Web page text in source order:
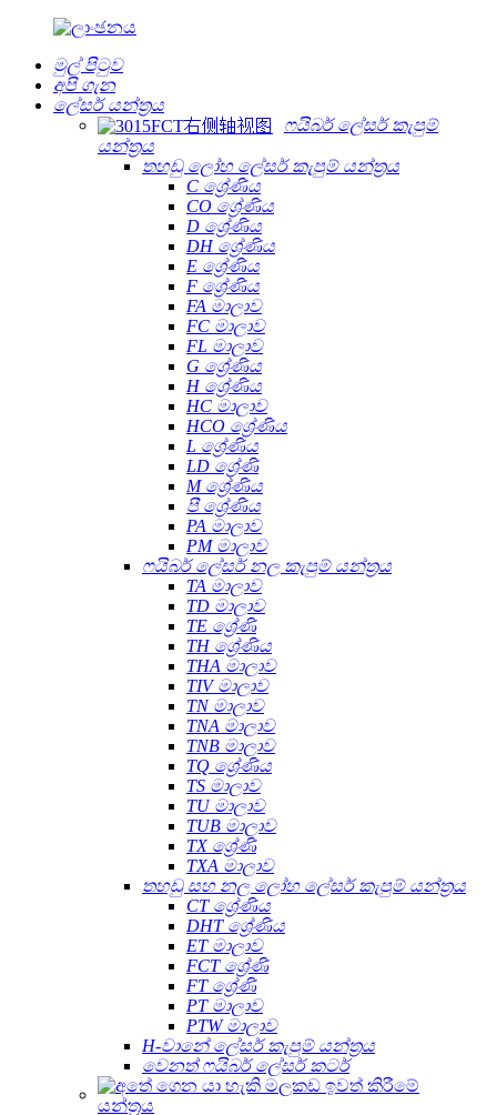
මුල් පිටුව
අපි ගැන
ලේසර් යන්ත්‍රය
ෆයිබර් ලේසර් කැපුම්
යන්ත්‍රය
තහඩු ලෝහ ලේසර් කැපුම් යන්ත්‍රය
C ශ්‍රේණිය
CO ශ්‍රේණිය
D ශ්‍රේණිය
DH ශ්‍රේණිය
E ශ්‍රේණිය
F ශ්‍රේණිය
FA මාලාව
FC මාලාව
FL මාලාව
G ශ්‍රේණිය
H ශ්‍රේණිය
HC මාලාව
HCO ශ්‍රේණිය
L ශ්‍රේණිය
LD ශ්‍රේණි
M ශ්‍රේණිය
පී ශ්‍රේණිය
PA මාලාව
PM මාලාව
ෆයිබර් ලේසර් නල කැපුම් යන්ත්‍රය
TA මාලාව
TD මාලාව
TE ශ්‍රේණි
TH ශ්‍රේණිය
THA මාලාව
TIV මාලාව
TN මාලාව
TNA මාලාව
TNB මාලාව
TQ ශ්‍රේණිය
TS මාලාව
TU මාලාව
TUB මාලාව
TX ශ්‍රේණි
TXA මාලාව
තහඩු සහ නල ලෝහ ලේසර් කැපුම් යන්ත්‍රය
CT ශ්‍රේණිය
DHT ශ්‍රේණිය
ET මාලාව
FCT ශ්‍රේණි
FT ශ්‍රේණි
PT මාලාව
PTW මාලාව
H-වානේ ලේසර් කැපුම් යන්ත්‍රය
වෙනත් ෆයිබර් ලේසර් කටර්